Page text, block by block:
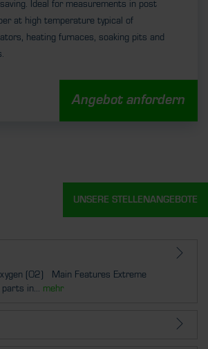
Ideal for measurements in post
at high temperature typical of
heating furnaces, soaking pits and
Angebot anfordern
(O2) Main Features Extreme
in... mehr
UNSERE STELLENANGEBOTE